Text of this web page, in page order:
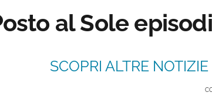
al Sole
SCOPRI ALTRE